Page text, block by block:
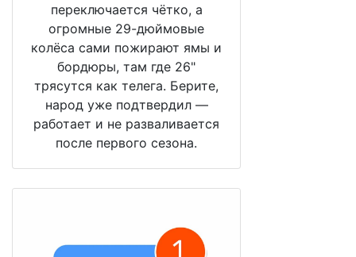
переключается чётко, а
огромные 29-дюймовые
колёса сами пожирают ямы и
бордюры, там где 26"
трясутся как телега. Берите,
народ уже подтвердил —
работает и не разваливается
после первого сезона.